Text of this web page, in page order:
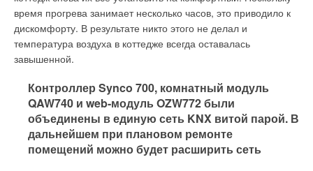
время прогрева занимает несколько часов, это приводило к
дискомфорту. В результате никто этого не делал и
температура воздуха в коттедже всегда оставалась
завышенной.
Контроллер Synco 700, комнатный модуль
QAW740 и web-модуль OZW772 были
объединены в единую сеть KNX витой парой. В
дальнейшем при плановом ремонте
помещений можно будет расширить сеть
обычного индивидуального котла EVOLUTION модульный
котёл, необходимо просто активировать в нём функцию
котельной. То есть котёл становится ведущим, а другие
котлы — ведомыми.
регионах России ведётся работа по сохранению и развитию
преимуществ теплофикации путём создания
комбинированных теплофикационных систем [3-5],
сочетающих в себе элементы централизованных и
показывают рост в штуках. Здесь мы связываем наши
результаты с правильным позиционированием и
проведением определённых маркетинговых компаний и
акций. При этом традиционные напольные котлы в том же
нашим оценкам, это следствие тенденций увеличения доли
настенных котлов на рынке, а также сокращения
ассортиментной линейки напольных котлов Wolf. Результаты
продаж климатического оборудования Wolf, по нашим
расчётам, должны остаться в рамках общего падения рынка,